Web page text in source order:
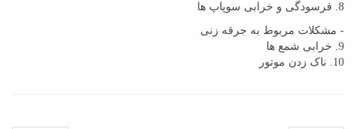
8. فرسودگی و خرابی سوپاپ ها
- مشکلات مربوط به جرقه زنی
9. خرابی شمع ها
10. ناک زدن موتور